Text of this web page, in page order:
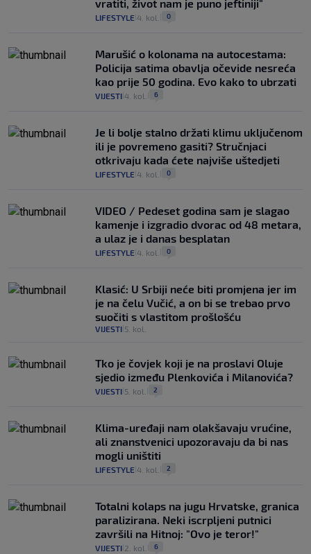
vratiti, život nam je puno jeftiniji"
LIFESTYLE 4. kol. 0
Marušić o kolonama na autocestama:
Policija satima obavlja očevide nesreća
kao prije 50 godina. Evo kako to ubrzati
VIJESTI 4. kol. 6
Je li bolje stalno držati klimu uključenom
ili je povremeno gasiti? Stručnjaci
otkrivaju kada ćete najviše uštedjeti
LIFESTYLE 4. kol. 0
VIDEO / Pedeset godina sam je slagao
kamenje i izgradio dvorac od 48 metara,
a ulaz je i danas besplatan
LIFESTYLE 4. kol. 0
Klasić: U Srbiji neće biti promjena jer im
je na čelu Vučić, a on bi se trebao prvo
suočiti s vlastitom prošlošću
VIJESTI 5. kol.
Tko je čovjek koji je na proslavi Oluje
sjedio između Plenkovića i Milanovića?
VIJESTI 5. kol. 2
Klima-uređaji nam olakšavaju vrućine,
ali znanstvenici upozoravaju da bi nas
mogli uništiti
LIFESTYLE 4. kol. 2
Totalni kolaps na jugu Hrvatske, granica
paralizirana. Neki iscrpljeni putnici
završili na Hitnoj: "Ovo je teror!"
VIJESTI 2. kol. 6